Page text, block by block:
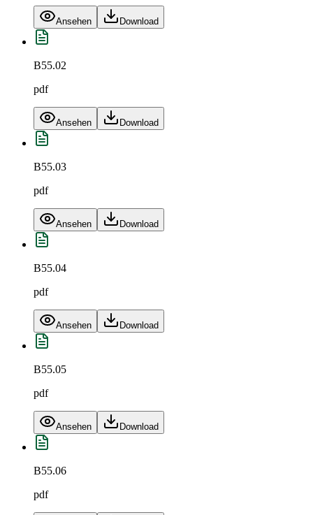
Ansehen Download
B55.02
pdf
Ansehen Download
B55.03
pdf
Ansehen Download
B55.04
pdf
Ansehen Download
B55.05
pdf
Ansehen Download
B55.06
pdf